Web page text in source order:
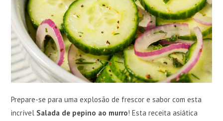
Prepare-se para uma explosão de frescor e sabor com esta
incrível Salada de pepino ao murro! Esta receita asiática